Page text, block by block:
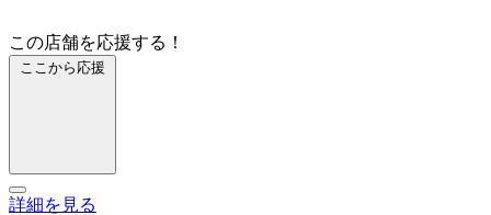
この店舗を応援する！
ここから応援
詳細を見る